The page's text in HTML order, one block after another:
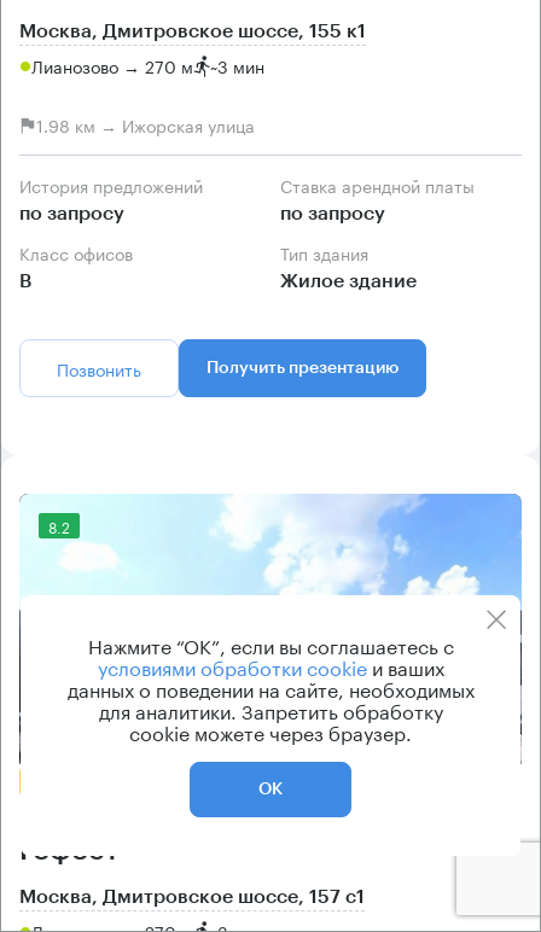
Москва, Дмитровское шоссе, 155 к1
Лианозово → 270 м ~3 мин
1.98 км → Ижорская улица
История предложений
по запросу
Ставка арендной платы
по запросу
Класс офисов
B
Тип здания
Жилое здание
Позвонить Получить презентацию
8.2
Еще фото
Гефест
Москва, Дмитровское шоссе, 157 с1
Нажмите “ОК”, если вы соглашаетесь с
условиями обработки cookieи ваших
данных о поведении на сайте, необходимых
для аналитики. Запретить обработку
cookie можете через браузер.
ОК